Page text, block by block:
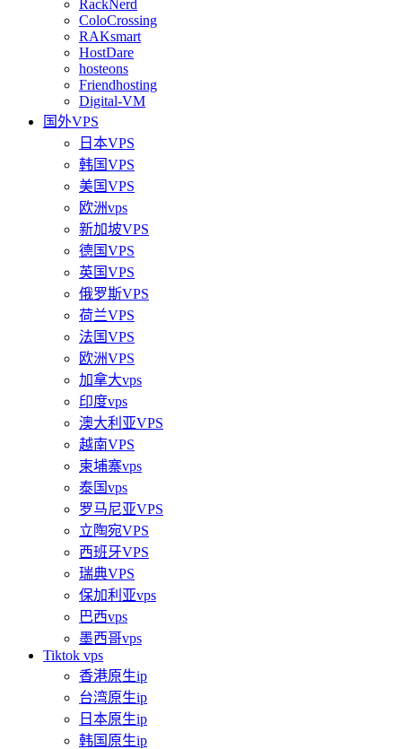
RackNerd
ColoCrossing
RAKsmart
HostDare
hosteons
Friendhosting
Digital-VM
国外VPS
日本VPS
韩国VPS
美国VPS
欧洲vps
新加坡VPS
德国VPS
英国VPS
俄罗斯VPS
荷兰VPS
法国VPS
欧洲VPS
加拿大vps
印度vps
澳大利亚VPS
越南VPS
柬埔寨vps
泰国vps
罗马尼亚VPS
立陶宛VPS
西班牙VPS
瑞典VPS
保加利亚vps
巴西vps
墨西哥vps
Tiktok vps
香港原生ip
台湾原生ip
日本原生ip
韩国原生ip